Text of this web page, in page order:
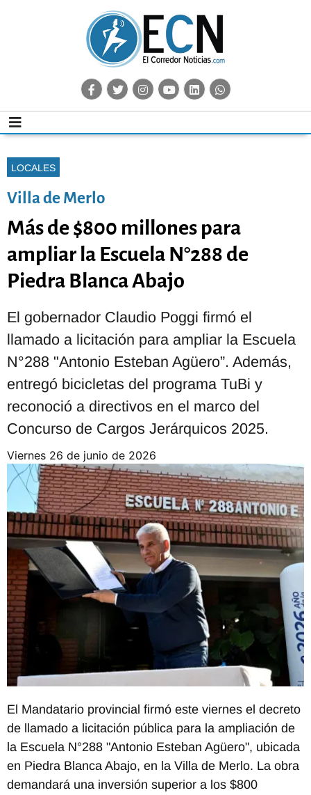
LOCALES
Villa de Merlo
Más de $800 millones para
ampliar la Escuela N°288 de
Piedra Blanca Abajo
El gobernador Claudio Poggi firmó el
llamado a licitación para ampliar la Escuela
N°288 "Antonio Esteban Agüero”. Además,
entregó bicicletas del programa TuBi y
reconoció a directivos en el marco del
Concurso de Cargos Jerárquicos 2025.
viernes 26 de junio de 2026
El Mandatario provincial firmó este viernes el decreto
de llamado a licitación pública para la ampliación de
la Escuela N°288 "Antonio Esteban Agüero", ubicada
en Piedra Blanca Abajo, en la Villa de Merlo. La obra
demandará una inversión superior a los $800